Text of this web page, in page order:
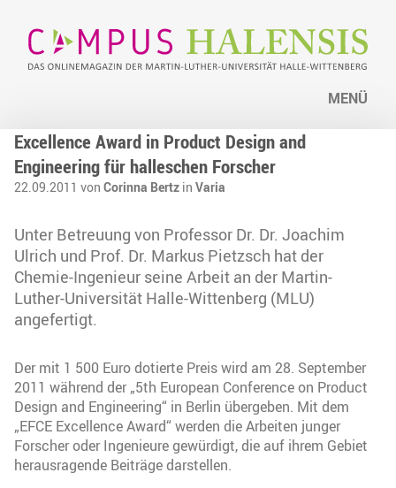
MENÜ
Excellence Award in Product Design and
Engineering für halleschen Forscher
22.09.2011 von Corinna Bertz in Varia
Unter Betreuung von Professor Dr. Dr. Joachim
Ulrich und Prof. Dr. Markus Pietzsch hat der
Chemie-Ingenieur seine Arbeit an der Martin-
Luther-Universität Halle-Wittenberg (MLU)
angefertigt.
Der mit 1 500 Euro dotierte Preis wird am 28. September
2011 während der „5th European Conference on Product
Design and Engineering“ in Berlin übergeben. Mit dem
„EFCE Excellence Award“ werden die Arbeiten junger
Forscher oder Ingenieure gewürdigt, die auf ihrem Gebiet
herausragende Beiträge darstellen.